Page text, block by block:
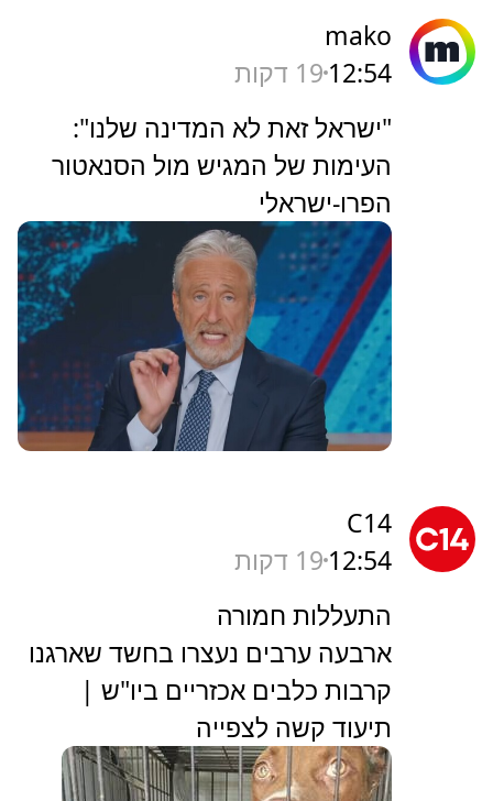
mako
12:54 19 דקות
"ישראל זאת לא המדינה שלנו":
העימות של המגיש מול הסנאטור
הפרו-ישראלי
C14
12:54 19 דקות
התעללות חמורה
ארבעה ערבים נעצרו בחשד שארגנו
קרבות כלבים אכזריים ביו"ש |
תיעוד קשה לצפייה